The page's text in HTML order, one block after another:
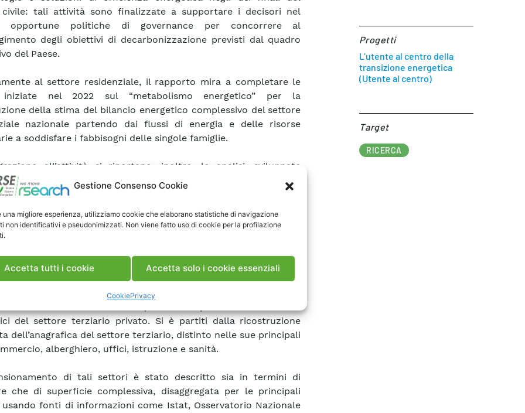
Gestione Consenso Cookie
una migliore esperienza, utilizziamo cookie che elaborano statistiche di navigazione
non identificativi e pseudonimizzati. Non viene fatto uso di cookie per la profilazione
Accetta tutti i cookie Accetta solo i cookie essenziali
CookiePrivacy
civile: tali attività sono finalizzate a supportare i decisori nel
opportune politiche di governance per concorrere al
degli obiettivi di decarbonizzazione previsti dal quadro
del Paese.
al settore residenziale, il rapporto mira a completare le
iniziate nel 2022 sul “metabolismo energetico” per la
della stima del bilancio energetico complessivo del settore
nazionale partendo dai flussi di energia e delle risorse
a soddisfare i fabbisogni delle singole famiglie.
all’attività si riportano, inoltre, le analisi, sviluppate
di tavoli tecnici interministeriali, finalizzate a valutare impatti
strategie per il raggiungimento degli obiettivi previsti dalla
nei prossimi mesi. Al fine di completare l’attività appena
è stata effettuata, in collaborazione con la società BVA Doxa,
di consumo delle famiglie italiane.
riguarda il settore del terziario, si descrive il lavoro effettuato
del settore terziario privato. Si è partiti dalla ricostruzione
dell’anagrafica del settore terziario, distinto nelle sue principali
alberghiero, uffici, istruzione e sanità.
di tali settori è stato descritto sia in termini di
che di superficie complessiva, disaggregata per le principali
fonti di informazioni come Istat, Osservatorio Nazionale
Progetti
L’utente al centro della
transizione energetica
(Utente al centro)
Target​
RICERCA